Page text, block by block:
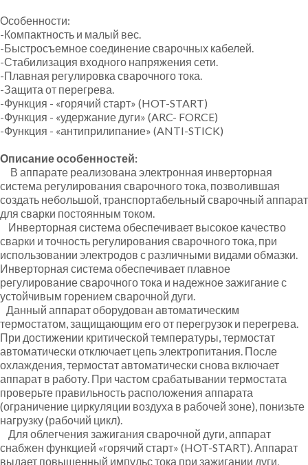
Особенности:
-Компактность и малый вес.
-Быстросъемное соединение сварочных кабелей.
-Стабилизация входного напряжения сети.
-Плавная регулировка сварочного тока.
-Защита от перегрева.
-Функция - «горячий старт» (HOT-START)
-Функция - «удержание дуги» (ARC- FORCE)
-Функция - «антиприлипание» (ANTI-STICK)
Описание особенностей:
В аппарате реализована электронная инверторная
система регулирования сварочного тока, позволившая
создать небольшой, транспортабельный сварочный аппарат
для сварки постоянным током.
Инверторная система обеспечивает высокое качество
сварки и точность регулирования сварочного тока, при
использовании электродов с различными видами обмазки.
Инверторная система обеспечивает плавное
регулирование сварочного тока и надежное зажигание с
устойчивым горением сварочной дуги.
Данный аппарат оборудован автоматическим
термостатом, защищающим его от перегрузок и перегрева.
При достижении критической температуры, термостат
автоматически отключает цепь электропитания. После
охлаждения, термостат автоматически снова включает
аппарат в работу. При частом срабатывании термостата
проверьте правильность расположения аппарата
(ограничение циркуляции воздуха в рабочей зоне), понизьте
нагрузку (рабочий цикл).
Для облегчения зажигания сварочной дуги, аппарат
снабжен функцией «горячий старт» (HOT-START). Аппарат
выдает повышенный импульс тока при зажигании дуги,